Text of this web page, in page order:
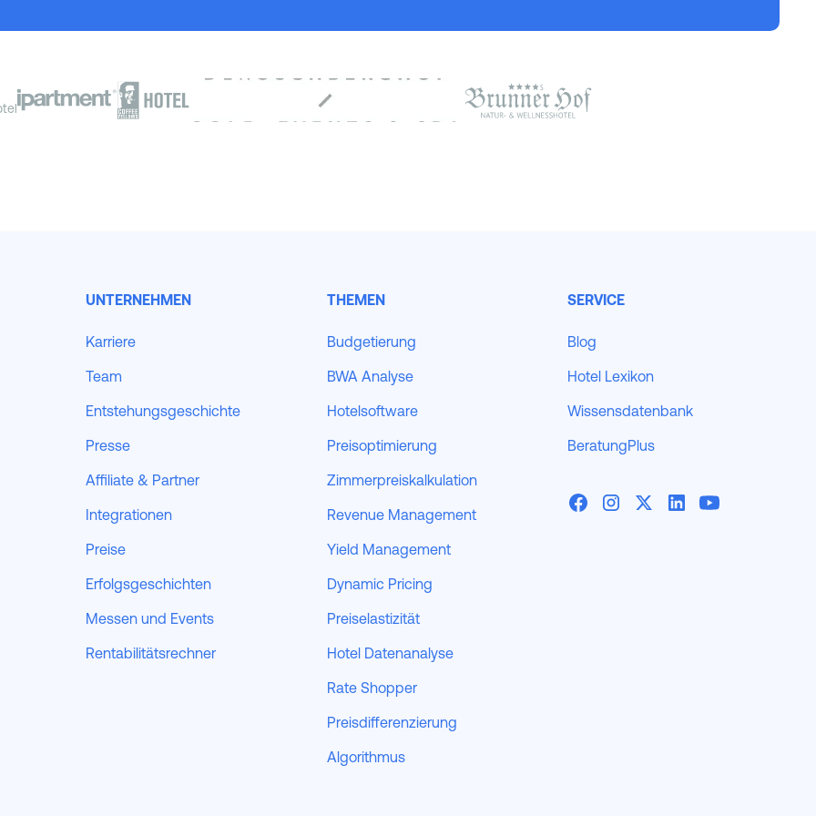
UNTERNEHMEN
Karriere
Team
Entstehungsgeschichte
Presse
Affiliate & Partner
Integrationen
Preise
Erfolgsgeschichten
Messen und Events
Rentabilitätsrechner
THEMEN
Budgetierung
BWA Analyse
Hotelsoftware
Preisoptimierung
Zimmerpreiskalkulation
Revenue Management
Yield Management
Dynamic Pricing
Preiselastizität
Hotel Datenanalyse
Rate Shopper
Preisdifferenzierung
Algorithmus
SERVICE
Blog
Hotel Lexikon
Wissensdatenbank
BeratungPlus